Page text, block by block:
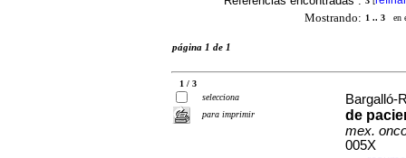
Mostrando: 1 .. 3 en
página 1 de 1
1 / 3
selecciona
para imprimir
Bargalló-
de
mex.
005X